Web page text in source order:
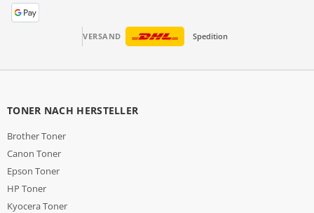
VERSAND Spedition
TONER NACH HERSTELLER
Brother Toner
Canon Toner
Epson Toner
HP Toner
Kyocera Toner